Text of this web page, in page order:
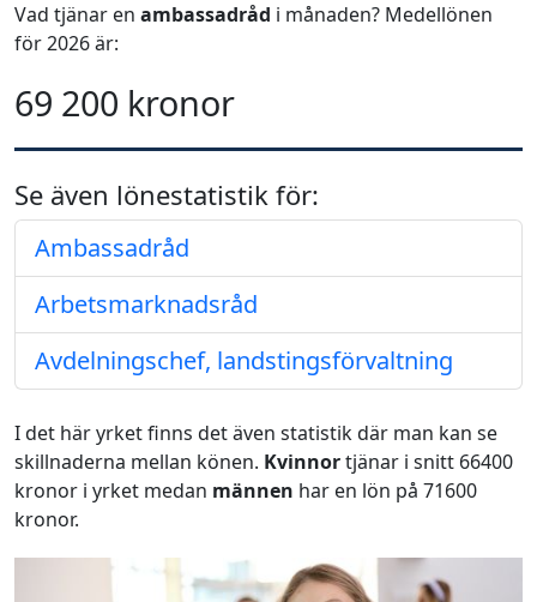
Vad tjänar en ambassadråd i månaden? Medellönen
för 2026 är:
69 200 kronor
Se även lönestatistik för:
Ambassadråd
Arbetsmarknadsråd
Avdelningschef, landstingsförvaltning
I det här yrket finns det även statistik där man kan se
skillnaderna mellan könen. Kvinnortjänar i snitt 66400
kronor i yrket medan männen har en lön på 71600
kronor.